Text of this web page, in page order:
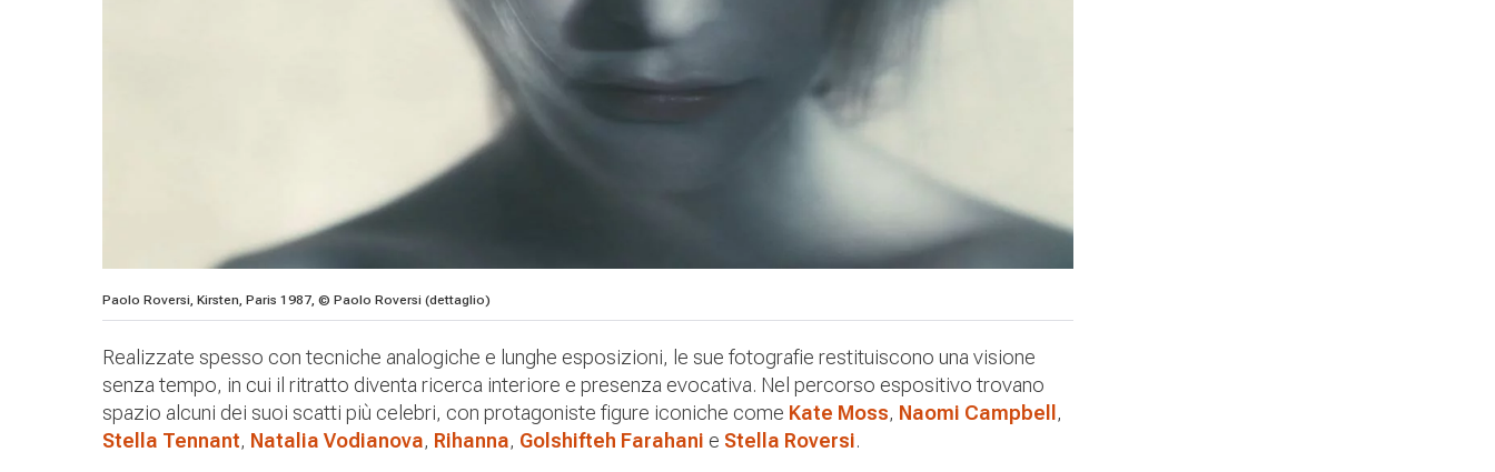
Paolo Roversi, Kirsten, Paris 1987, © Paolo Roversi (dettaglio)
Realizzate spesso con tecniche analogiche e lunghe esposizioni, le sue fotografie restituiscono una visione
senza tempo, in cui il ritratto diventa ricerca interiore e presenza evocativa. Nel percorso espositivo trovano
spazio alcuni dei suoi scatti più celebri, con protagoniste figure iconiche come Kate Moss, Naomi Campbell ,
Stella Tennant, Natalia Vodianova, Rihanna, Golshifteh Farahani e Stella Roversi.